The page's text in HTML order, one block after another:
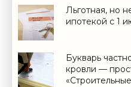
Льготная, но
ипотекой с 1
Букварь
кровли —